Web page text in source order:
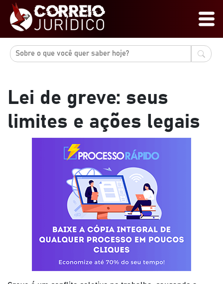
Lei de greve: seus
limites e ações legais